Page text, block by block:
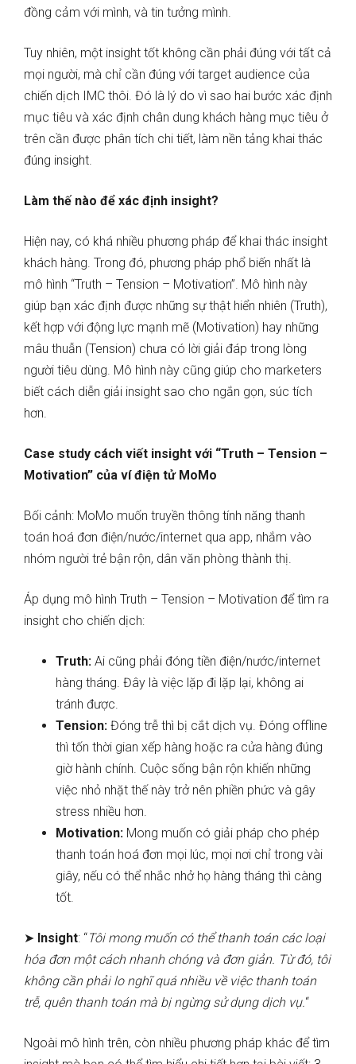
đồng cảm với mình, và tin tưởng mình.
Tuy nhiên, một insight tốt không cần phải đúng với tất cả
mọi người, mà chỉ cần đúng với target audience của
chiến dịch IMC thôi. Đó là lý do vì sao hai bước xác định
mục tiêu và xác định chân dung khách hàng mục tiêu ở
trên cần được phân tích chi tiết, làm nền tảng khai thác
đúng insight.
Làm thế nào để xác định insight?
Hiện nay, có khá nhiều phương pháp để khai thác insight
khách hàng. Trong đó, phương pháp phổ biến nhất là
mô hình “Truth – Tension – Motivation”. Mô hình này
giúp bạn xác định được những sự thật hiển nhiên (Truth),
kết hợp với động lực mạnh mẽ (Motivation) hay những
mâu thuẫn (Tension) chưa có lời giải đáp trong lòng
người tiêu dùng. Mô hình này cũng giúp cho marketers
biết cách diễn giải insight sao cho ngắn gọn, súc tích
hơn.
Case study cách viết insight với “Truth – Tension –
Motivation” của ví điện tử MoMo
Bối cảnh: MoMo muốn truyền thông tính năng thanh
toán hoá đơn điện/nước/internet qua app, nhắm vào
nhóm người trẻ bận rộn, dân văn phòng thành thị.
Áp dụng mô hình Truth – Tension – Motivation để tìm ra
insight cho chiến dịch:
Truth: Ai cũng phải đóng tiền điện/nước/internet
hàng tháng. Đây là việc lặp đi lặp lại, không ai
tránh được.
Tension: Đóng trễ thì bị cắt dịch vụ. Đóng offline
thì tốn thời gian xếp hàng hoặc ra cửa hàng đúng
giờ hành chính. Cuộc sống bận rộn khiến những
việc nhỏ nhặt thế này trở nên phiền phức và gây
stress nhiều hơn.
Motivation: Mong muốn có giải pháp cho phép
thanh toán hoá đơn mọi lúc, mọi nơi chỉ trong vài
giây, nếu có thể nhắc nhở họ hàng tháng thì càng
tốt.
➤ Insight: “Tôi mong muốn có thể thanh toán các loại
hóa đơn một cách nhanh chóng và đơn giản. Từ đó, tôi
không cần phải lo nghĩ quá nhiều về việc thanh toán
trễ, quên thanh toán mà bị ngừng sử dụng dịch vụ. “
Ngoài mô hình trên, còn nhiều phương pháp khác để tìm